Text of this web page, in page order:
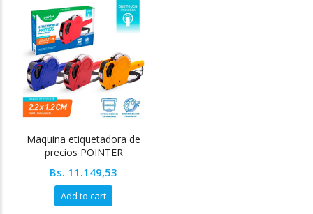
Maquina etiquetadora de
precios POINTER
Bs. 11.149,53
Add to cart